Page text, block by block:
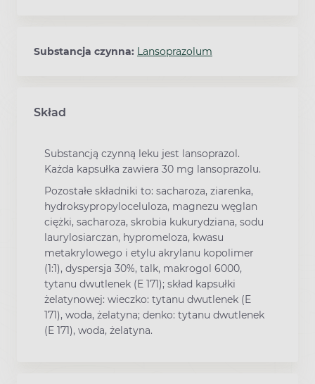
Substancja czynna: Lansoprazolum
Skład
Substancją czynną leku jest lansoprazol.
Każda kapsułka zawiera 30 mg lansoprazolu.
Pozostałe składniki to: sacharoza, ziarenka,
hydroksypropyloceluloza, magnezu węglan
ciężki, sacharoza, skrobia kukurydziana, sodu
laurylosiarczan, hypromeloza, kwasu
metakrylowego i etylu akrylanu kopolimer
(1:1), dyspersja 30%, talk, makrogol 6000,
tytanu dwutlenek (E 171); skład kapsułki
żelatynowej: wieczko: tytanu dwutlenek (E
171), woda, żelatyna; denko: tytanu dwutlenek
(E 171), woda, żelatyna.